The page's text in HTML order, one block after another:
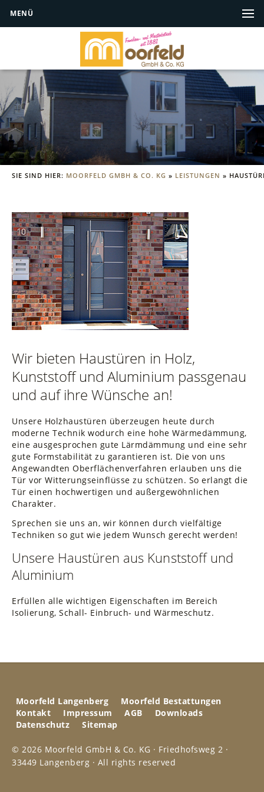
MENÜ
SIE SIND HIER: MOORFELD GMBH & CO. KG » LEISTUNGEN »
Wir bieten Haustüren in Holz,
Kunststoff und Aluminium passgenau
und auf ihre Wünsche an!
Unsere Holzhaustüren überzeugen heute durch
moderne Technik wodurch eine hohe Wärmedämmung,
eine ausgesprochen gute Lärmdämmung und eine sehr
gute Formstabilität zu garantieren ist. Die von uns
Angewandten Oberflächenverfahren erlauben uns die
Tür vor Witterungseinflüsse zu schützen. So erlangt die
Tür einen hochwertigen und außergewöhnlichen
Charakter.
Sprechen sie uns an, wir können durch vielfältige
Techniken so gut wie jedem Wunsch gerecht werden!
Unsere Haustüren aus Kunststoff und
Aluminium
Erfüllen alle wichtigen Eigenschaften im Bereich
Isolierung, Schall- Einbruch- und Wärmeschutz.
Moorfeld Langenberg
Moorfeld Bestattungen
Kontakt
Impressum AGB
Downloads
Datenschutz
Sitemap
© 2026 Moorfeld GmbH & Co. KG · Friedhofsweg 2 ·
33449 Langenberg · All rights reserved